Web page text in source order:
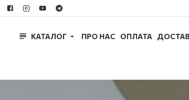
КАТАЛОГ ПРО НАС ОПЛАТА